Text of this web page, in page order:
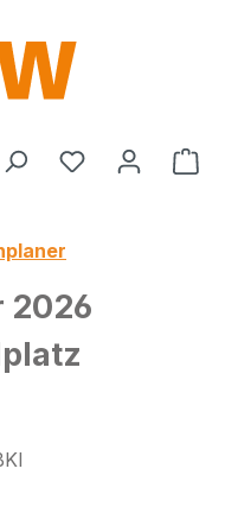
Du hast 0
2026